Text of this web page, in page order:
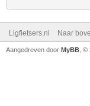
Ligfietsers.nl Naar
Aangedreven door MyBB ,